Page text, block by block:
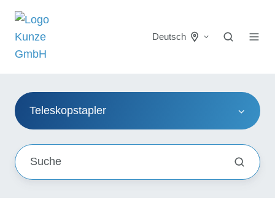
Deutsch
Teleskopstapler